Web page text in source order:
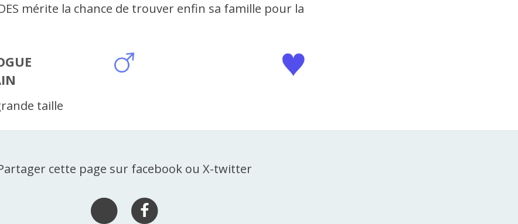
mérite la chance de trouver enfin sa famille pour la
taille
cette page sur facebook ou X-twitter